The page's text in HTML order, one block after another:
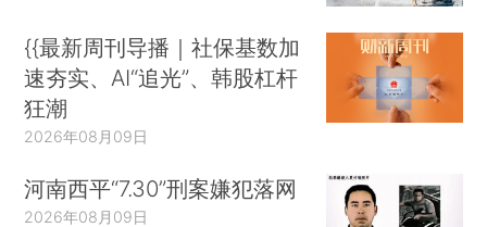
{{最新周刊导播｜社保基数加
速夯实、AI“追光”、韩股杠杆
狂潮
2026年08月09日
河南西平“7.30”刑案嫌犯落网
2026年08月09日